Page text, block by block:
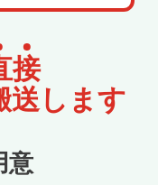
接
送します
意